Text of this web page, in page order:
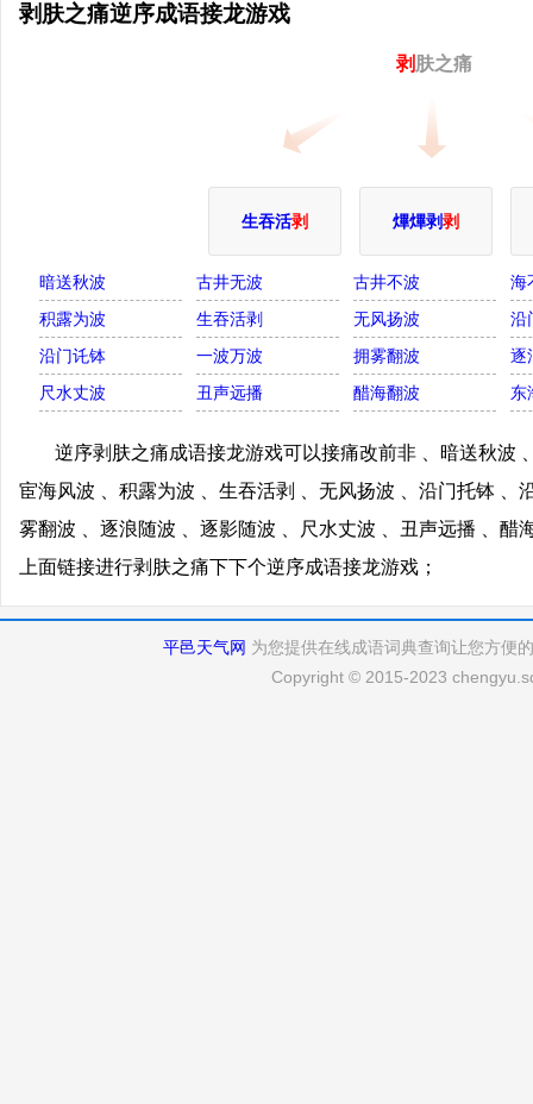
剥肤之痛逆序成语接龙游戏
剥 肤之痛
生吞活剥 熚熚剥剥
暗送秋波 古井无波 古井不波
海
积露为波
生吞活剥 无风扬波
沿
沿门讬钵
一波万波 拥雾翻波
逐
尺水丈波
丑声远播 醋海翻波 东
逆序剥肤之痛成语接龙游戏可以接痛改前非 、暗送秋波
宦海风波 、积露为波 、生吞活剥 、无风扬波 、沿门托钵 、
雾翻波 、逐浪随波 、逐影随波 、尺水丈波 、丑声远播 、醋
上面链接进行剥肤之痛下下个逆序成语接龙游戏；
平邑天气网 为您提供在线成语词典查询让您方便
Copyright © 2015-2023